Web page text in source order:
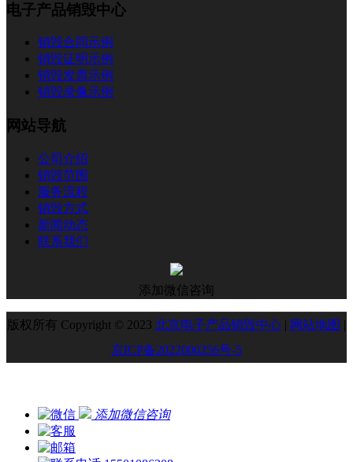
电子产品销毁中心
销毁合同示例
销毁证明示例
销毁发票示例
销毁录像示例
网站导航
公司介绍
销毁范围
服务流程
销毁方式
新闻动态
联系我们
添加微信咨询
版权所有 Copyright © 2023 北京电子产品销毁中心 | 网站地图 |
京ICP备2022000256号-5
添加微信咨询